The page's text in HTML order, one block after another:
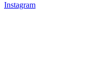
Instagram